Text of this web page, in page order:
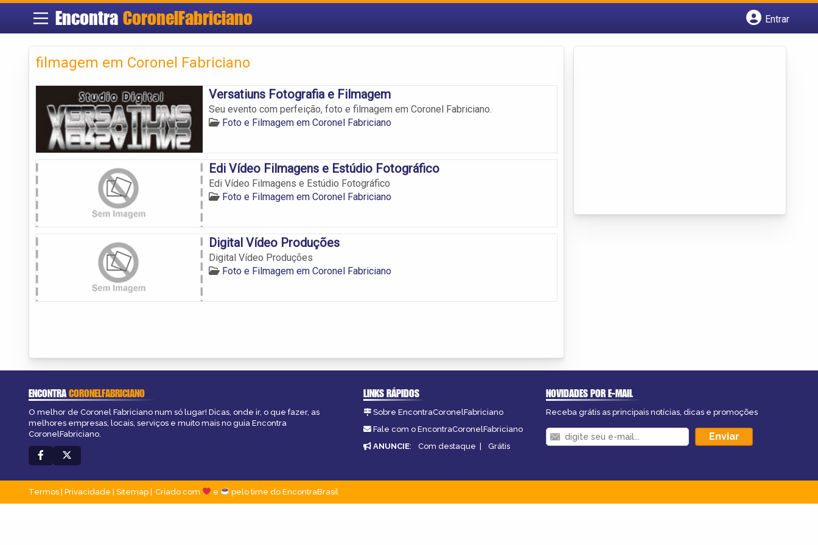
Encontra CoronelFabriciano
Entrar
filmagem em Coronel Fabriciano
Versatiuns Fotografia e Filmagem
Seu evento com perfeição, foto e filmagem em Coronel Fabriciano.
Foto e Filmagem em Coronel Fabriciano
Edi Vídeo Filmagens e Estúdio Fotográfico
Edi Vídeo Filmagens e Estúdio Fotográfico
Foto e Filmagem em Coronel Fabriciano
Digital Vídeo Produções
Digital Vídeo Produções
Foto e Filmagem em Coronel Fabriciano
ENCONTRACORONELFABRICIANO
O melhor de Coronel Fabriciano num só lugar! Dicas, onde ir, o que fazer, as
melhores empresas, locais, serviços e muito mais no guia Encontra
CoronelFabriciano.
LINKS RÁPIDOS
Sobre EncontraCoronelFabriciano
Fale com o EncontraCoronelFabriciano
ANUNCIE: Com destaque | Grátis
NOVIDADES POR E-MAIL
Receba grátis as principais notícias, dicas e promoções
Termos | Privacidade | Sitemap Criado com e pelo time do EncontraBrasil